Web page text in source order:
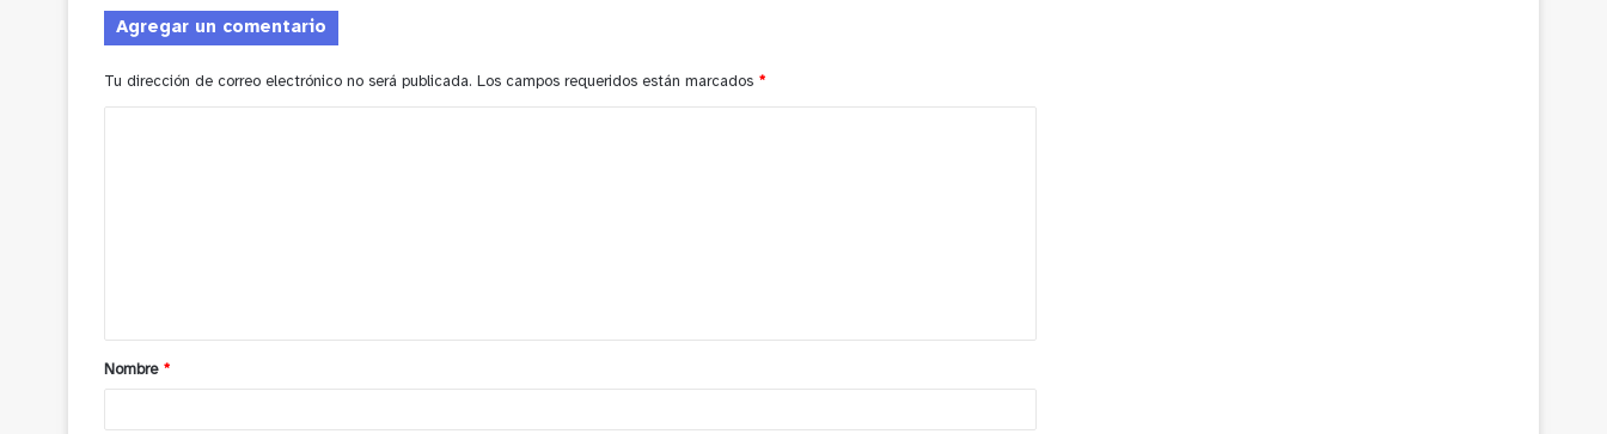
Agregar un comentario
Tu dirección de correo electrónico no será publicada. Los campos requeridos están marcados *
a
rNombre *